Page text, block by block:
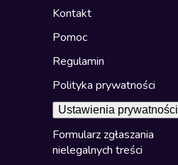
Kontakt
Pomoc
Regulamin
Polityka prywatności
Ustawienia prywatności
Formularz zgłaszania
nielegalnych treści